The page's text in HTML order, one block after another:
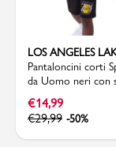
LOS ANGELES
Pantaloncini corti
da Uomo neri con
€14,99
€29,99 -50%